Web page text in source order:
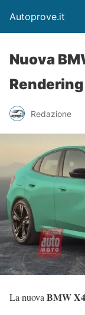
Autoprove.it
Nuova
Rendering
Redazione
La nuova BMW X4